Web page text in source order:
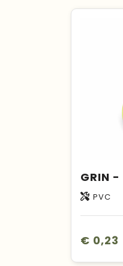
PVC
€ 0,23